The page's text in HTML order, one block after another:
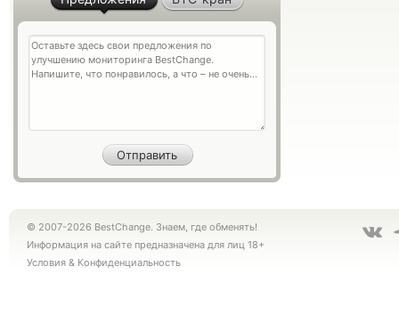
© 2007-2026 BestChange. Знаем, где обменять!
Информация на сайте предназначена для лиц 18+
Условия & Конфиденциальность